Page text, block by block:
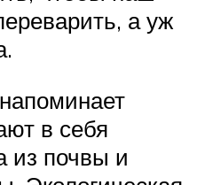
а уж
в себя
из почвы и